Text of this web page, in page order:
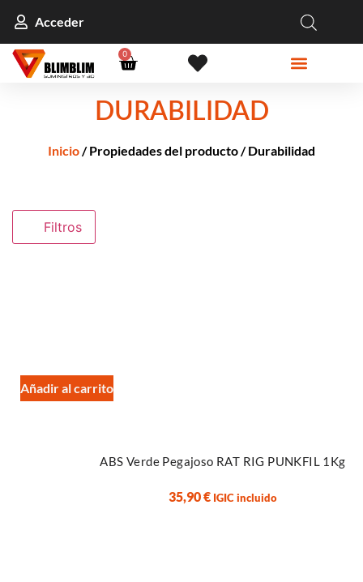
Acceder
0
DURABILIDAD
Inicio/ Propiedades del producto / Durabilidad
Filtros
Añadir al carrito
ABS Verde Pegajoso RAT RIG PUNKFIL 1Kg
35,90€ IGIC incluido